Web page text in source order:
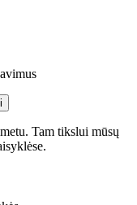
Tam tikslui mūsų